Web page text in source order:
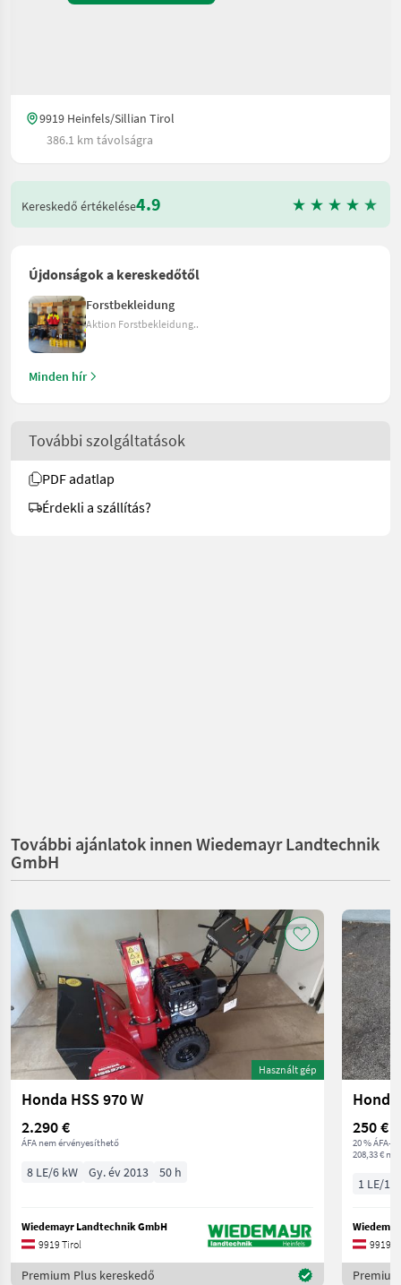
9919 Heinfels/Sillian Tirol
386.1 km távolságra
Kereskedő értékelése4.9
Újdonságok a kereskedőtől
Forstbekleidung
Aktion Forstbekleidung..
Minden hír
További szolgáltatások
PDF adatlap
Érdekli a szállítás?
További ajánlatok innen Wiedemayr Landtechnik
GmbH
Használt gép
Honda HSS 970 W
2.290 €
ÁFA nem érvényesíthető
8 LE/6 kW Gy. év 2013 50 h
Wiedemayr Landtechnik GmbH
9919 Tirol
Premium Plus kereskedő
250 €
20 % ÁFA-
208,33 €
1 LE/1
9919